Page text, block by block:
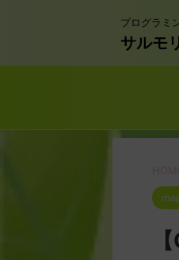
プログラミ
サルモ